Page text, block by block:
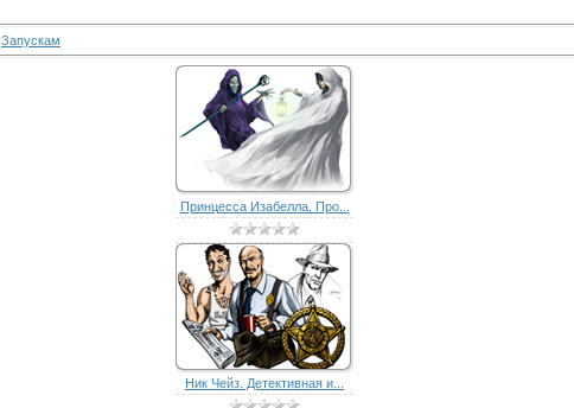
Запускам
Принцесса Изабелла. Про...
Ник Чейз. Детективная и...